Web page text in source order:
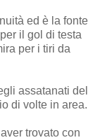
ed è la fonte
il gol di testa
per i tiri da
assatanati del
di volte in area.
trovato con